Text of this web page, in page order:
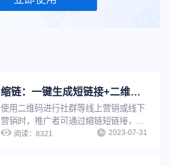
缩链：一键生成短链接+二维码，支持修改原链接，换链不换码
使用二维码进行社群等线上营销或线下
营销时，推广者可通过缩链短链接，将
长链接一键缩短的同时生成对应二维
阅读：8321 2023-07-31